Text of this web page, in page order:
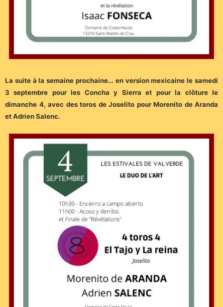
La suite à la semaine prochaine… en version mexicaine le samedi
3 septembre pour les Concha y Sierra et pour la clôture le
dimanche 4, avec des toros de Joselito pour Morenito de Aranda
et Adrien Salenc.